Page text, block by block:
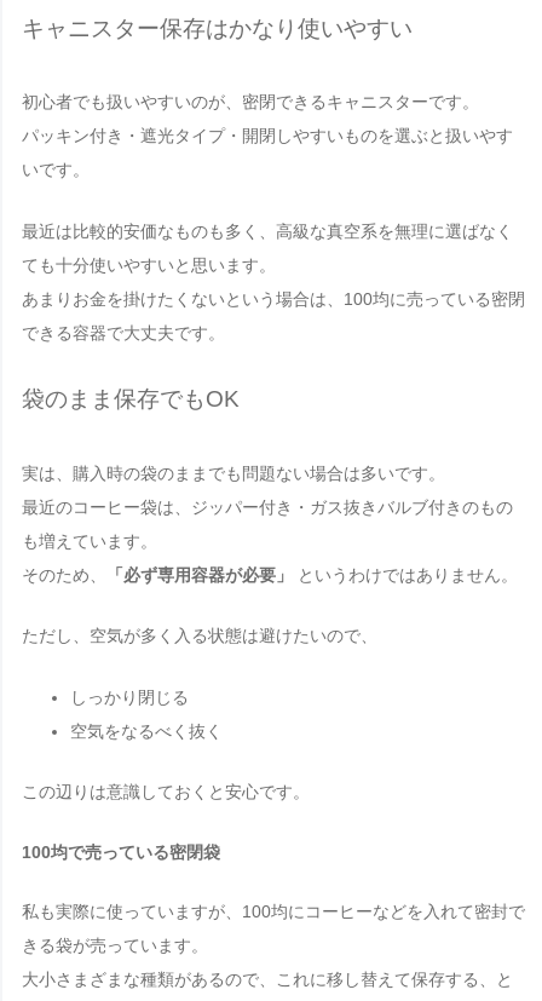
キャニスター保存はかなり使いやすい
初心者でも扱いやすいのが、密閉できるキャニスターです。
パッキン付き・遮光タイプ・開閉しやすいものを選ぶと扱いやす
いです。
最近は比較的安価なものも多く、高級な真空系を無理に選ばなく
ても十分使いやすいと思います。
あまりお金を掛けたくないという場合は、100均に売っている密閉
できる容器で大丈夫です。
袋のまま保存でもOK
実は、購入時の袋のままでも問題ない場合は多いです。
最近のコーヒー袋は、ジッパー付き・ガス抜きバルブ付きのもの
も増えています。
そのため、
「必ず専用容器が必要」 というわけではありません。
ただし、空気が多く入る状態は避けたいので、
しっかり閉じる
空気をなるべく抜く
この辺りは意識しておくと安心です。
100均で売っている密閉袋
私も実際に使っていますが、100均にコーヒーなどを入れて密封で
きる袋が売っています。
大小さまざまな種類があるので、これに移し替えて保存する、と